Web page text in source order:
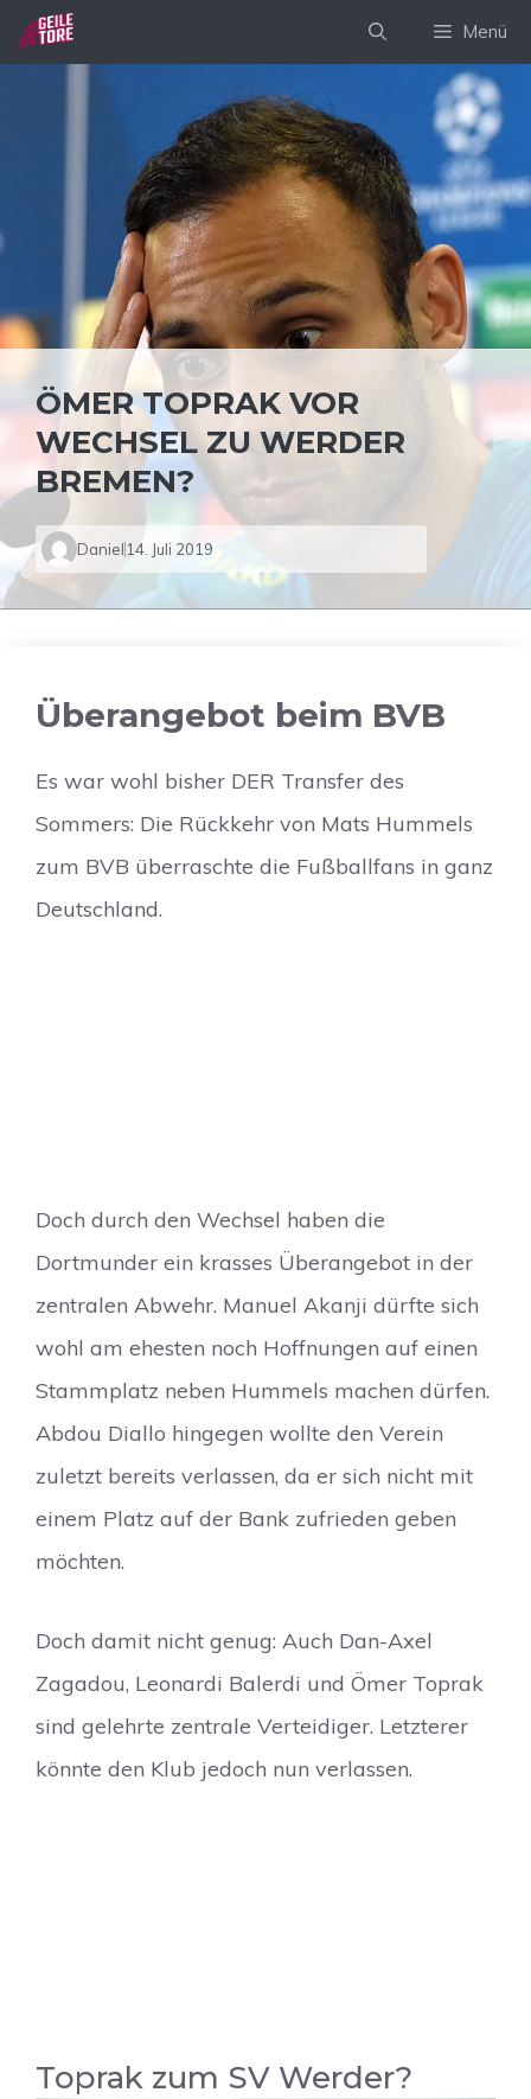
Zum
Inhalt
Menü
ÖMER TOPRAK VOR
WECHSEL ZU WERDER
BREMEN?
Daniel 14. Juli 2019
Überangebot beim BVB
Es war wohl bisher DER Transfer des
Sommers: Die Rückkehr von Mats Hummels
zum BVB überraschte die Fußballfans in ganz
Deutschland.
Doch durch den Wechsel haben die
Dortmunder ein krasses Überangebot in der
zentralen Abwehr. Manuel Akanji dürfte sich
wohl am ehesten noch Hoffnungen auf einen
Stammplatz neben Hummels machen dürfen.
Abdou Diallo hingegen wollte den Verein
zuletzt bereits verlassen, da er sich nicht mit
einem Platz auf der Bank zufrieden geben
möchten.
Doch damit nicht genug: Auch Dan-Axel
Zagadou, Leonardi Balerdi und Ömer Toprak
sind gelehrte zentrale Verteidiger. Letzterer
könnte den Klub jedoch nun verlassen.
Toprak zum SV Werder?